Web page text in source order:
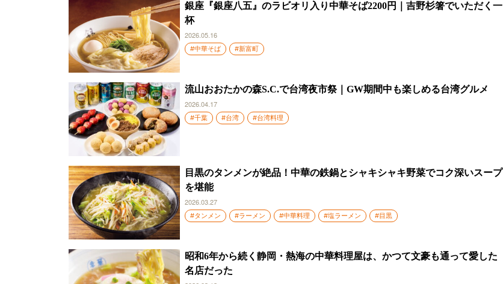
銀座『銀座八五』のラビオリ入り中華そば2200円｜吉野杉箸でいただく一
杯
2026.05.16
#中華そば #新富町
流山おおたかの森S.C.で台湾夜市祭｜GW期間中も楽しめる台湾グルメ
2026.04.17
#千葉 #台湾 #台湾料理
目黒のタンメンが絶品！中華の鉄鍋とシャキシャキ野菜でコク深いスープ
を堪能
2026.03.27
#タンメン #ラーメン #中華料理 #塩ラーメン #目黒
昭和6年から続く静岡・熱海の中華料理屋は、かつて文豪も通って愛した
名店だった